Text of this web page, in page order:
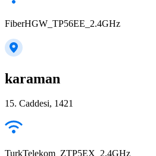
FiberHGW_TP56EE_2.4GHz
karaman
15. Caddesi, 1421
TurkTelekom_ZTP5EX_2.4GHz